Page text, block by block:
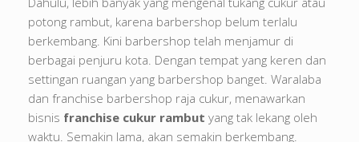
potong rambut, karena barbershop belum terlalu
berkembang. Kini barbershop telah menjamur di
berbagai penjuru kota. Dengan tempat yang keren dan
settingan ruangan yang barbershop banget. Waralaba
dan franchise barbershop raja cukur, menawarkan
bisnis franchise cukur rambut yang tak lekang oleh
waktu. Semakin lama, akan semakin berkembang.